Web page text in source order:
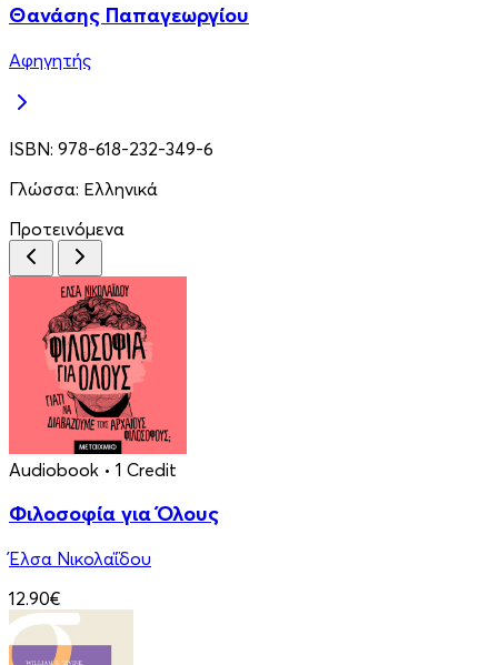
Θανάσης Παπαγεωργίου
Αφηγητής
ISBN: 978-618-232-349-6
Γλώσσα: Ελληνικά
Προτεινόμενα
Audiobook • 1 Credit
Φιλοσοφία για Όλους
Έλσα Νικολαΐδου
12.90€